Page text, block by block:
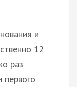
и
12
раз
первого